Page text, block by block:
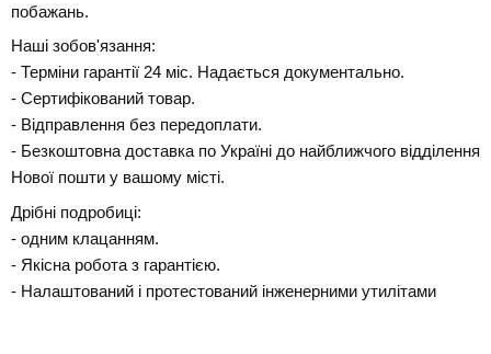
побажань.
Наші зобов'язання:
- Терміни гарантії 24 міс. Надається документально.
- Сертифікований товар.
- Відправлення без передоплати.
- Безкоштовна доставка по Україні до найближчого відділення
Нової пошти у вашому місті.
Дрібні подробиці:
- одним клацанням.
- Якісна робота з гарантією.
- Налаштований і протестований інженерними утилітами